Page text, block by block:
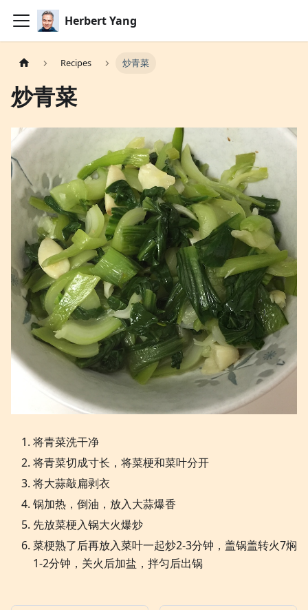
Herbert Yang
Recipes 炒青菜
炒青菜
将青菜洗干净
将青菜切成寸长，将菜梗和菜叶分开
将大蒜敲扁剥衣
锅加热，倒油，放入大蒜爆香
先放菜梗入锅大火爆炒
菜梗熟了后再放入菜叶一起炒2-3分钟，盖锅盖转火7焖
1-2分钟，关火后加盐，拌匀后出锅